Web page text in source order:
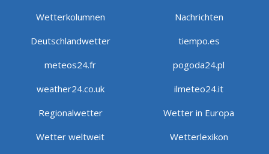
Wetterkolumnen
Nachrichten
Deutschlandwetter
tiempo.es
meteos24.fr
pogoda24.pl
weather24.co.uk
ilmeteo24.it
Regionalwetter
Wetter in Europa
Wetter weltweit
Wetterlexikon